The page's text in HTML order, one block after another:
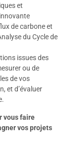
et
de carbone et
du Cycle de
issues des
ou de
de vos
et d’évaluer
vous faire
vos projets